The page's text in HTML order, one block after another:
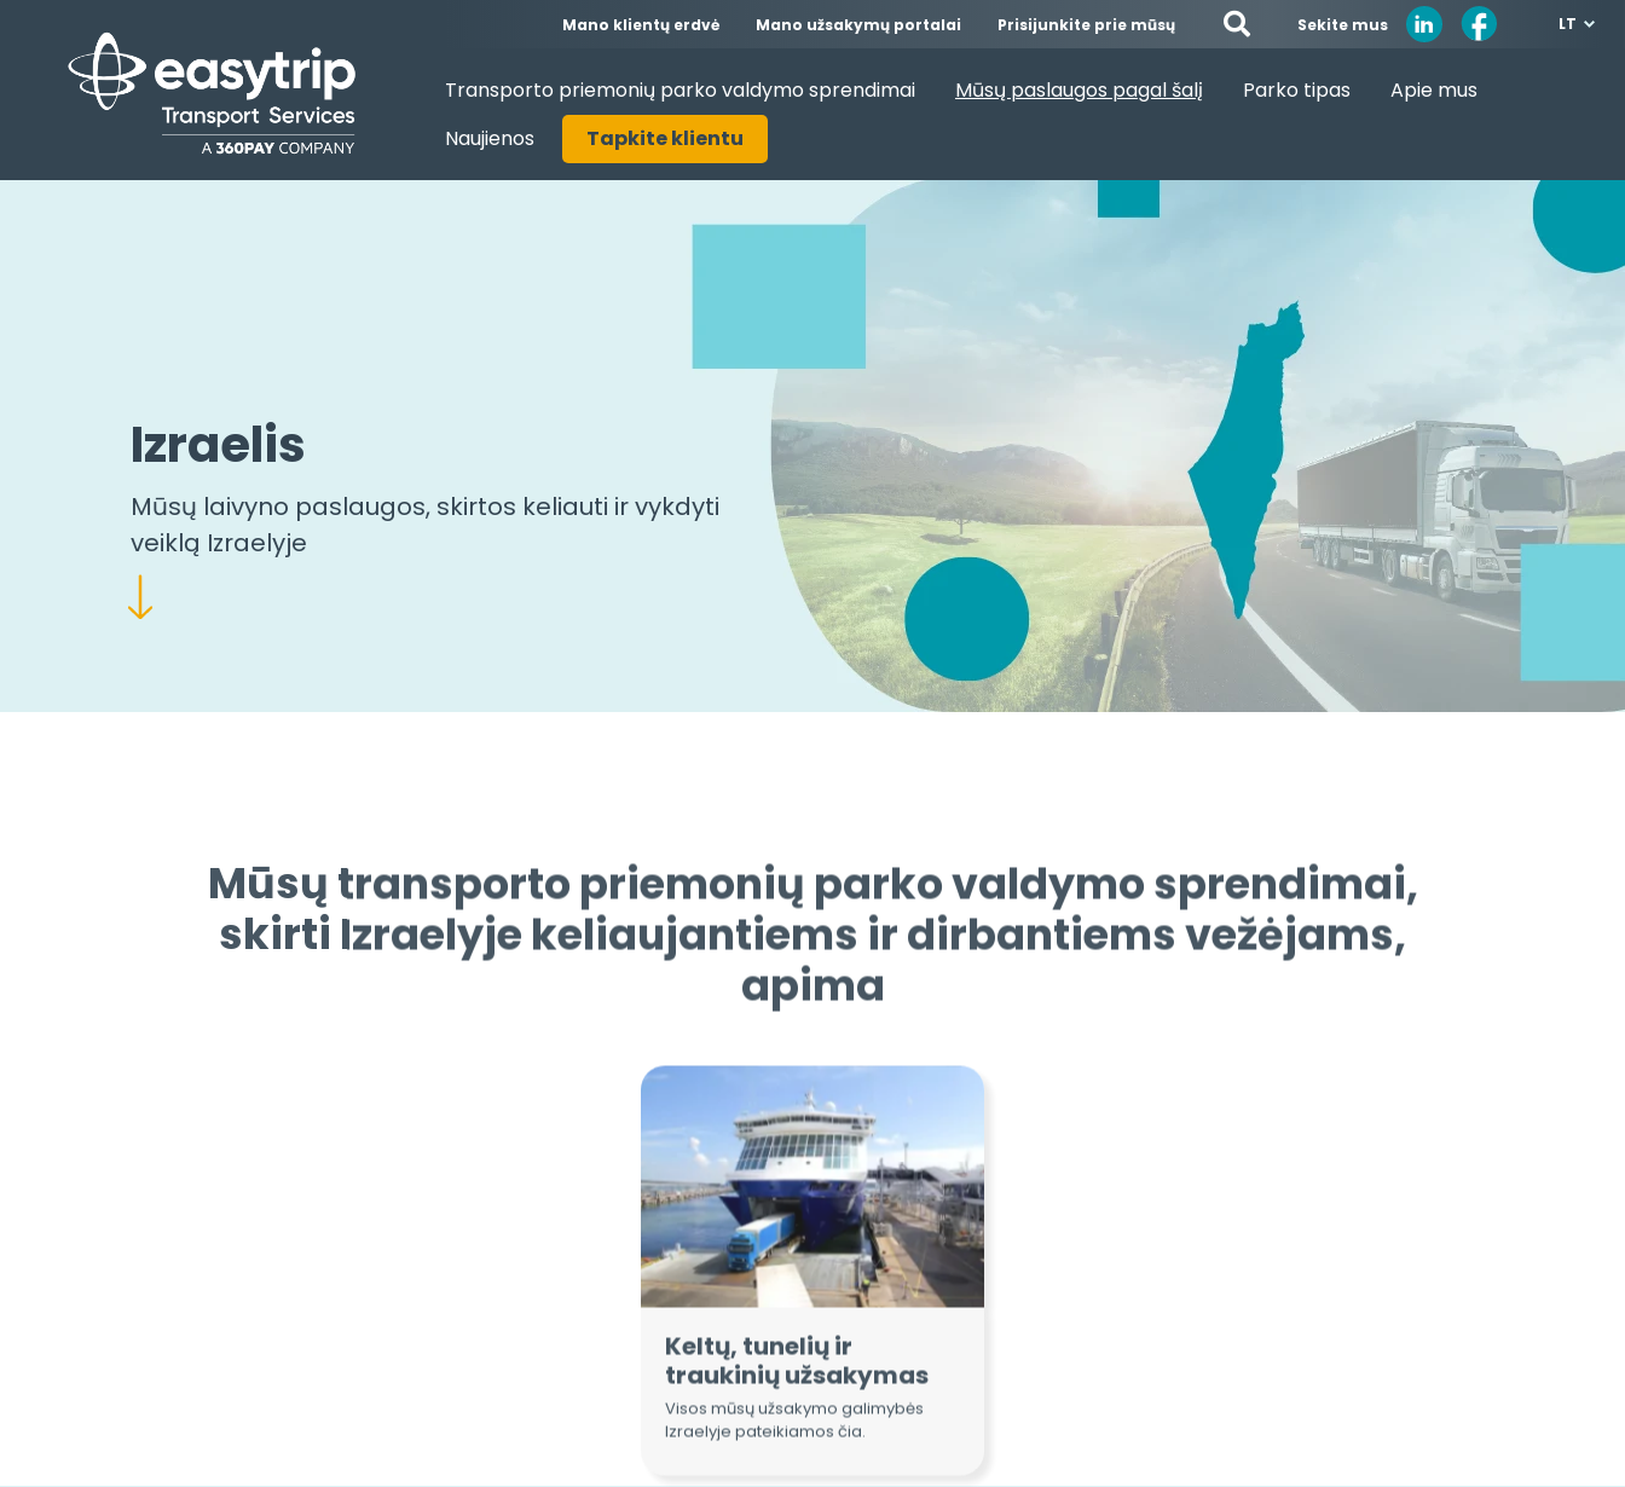
Mano klientų erdvė Mano užsakymų portalai Prisijunkite prie mūsų Sekite mus LT
Transporto priemonių parko valdymo sprendimai Mūsų paslaugos pagal šalį Parko tipas
Apie mus
Naujienos
Tapkite klientu
Izraelis
Mūsų laivyno paslaugos, skirtos keliauti ir vykdyti
veiklą Izraelyje
skirti Izraelyje keliaujantiems ir dirbantiems vežėjams,
apima
Keltų, tunelių ir
traukinių užsakymas
Visos mūsų užsakymo galimybės
Izraelyje pateikiamos čia.